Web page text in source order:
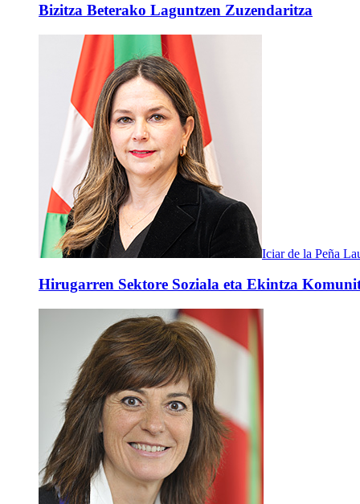
Bizitza Beterako Laguntzen Zuzendaritza
Iciar de la Peña
Hirugarren Sektore Soziala eta Ekintza